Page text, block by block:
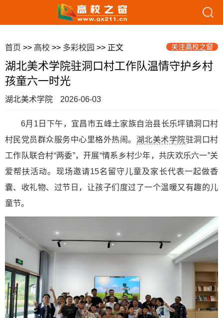
首页 >> 高校 >> 多彩校园 >> 正文 关注高校之窗
湖北美术学院驻洞口村工作队温情守护乡村
孩童六一时光
湖北美术学院 2026-06-03
6月1日下午，宜昌市五峰土家族自治县长乐坪镇洞口村
村民党员群众服务中心里格外热闹。 湖北美术学院驻洞口村
工作队联合村“两委”，开展“情系乡村少年，共庆欢乐六一”关
爱帮扶活动。现场邀请15名留守儿童及家长代表一起做香
囊、收礼物、过节日，让孩子们度过了一个温暖又有趣的儿
童节。